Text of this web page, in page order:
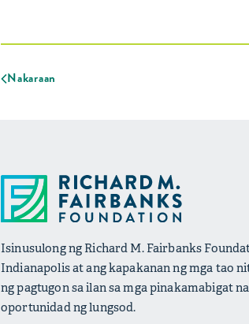
Nakaraan
Isinusulong ng Richard M. Fairbanks
Indianapolis at ang kapakanan ng mga tao
ng pagtugon sa ilan sa mga pinakamabigat
oportunidad ng lungsod.